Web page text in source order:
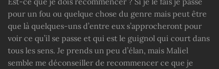
pour un fou ou quelque chose du genre mais peut être
que là quelques-uns d’entre eux s’approcheront pour
voir ce qu’il se passe et qui est le guignol qui court dans
tous les sens. Je prends un peu d’élan, mais Maliel
semble me déconseiller de recommencer ce que je